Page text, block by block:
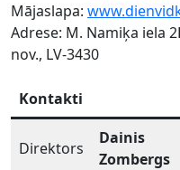
Mājaslapa:
Adrese: M. Namiķa iela
nov., LV-3430
Kontakti
Direktors
Dainis
Zombergs